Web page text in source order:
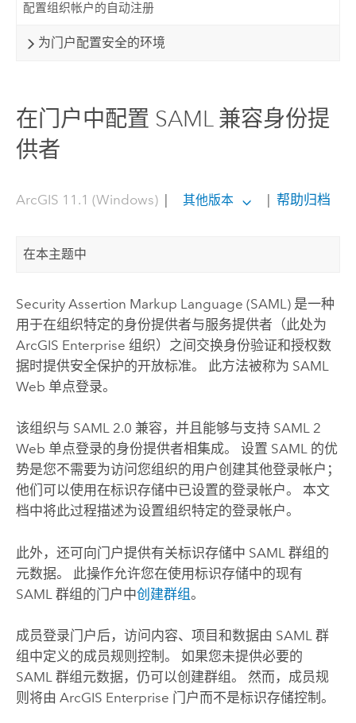
配置组织帐户的自动注册
为门户配置安全的环境
在门户中配置 SAML 兼容身份提
供者
ArcGIS 11.1 (Windows)| 其他版本 帮助归档
在本主题中
Security Assertion Markup Language (SAML ) 是一种
用于在组织特定的身份提供者与服务提供者（此处为
ArcGIS Enterprise 组织）之间交换身份验证和授权数
据时提供安全保护的开放标准。 此方法被称为 SAML
Web 单点登录。
该组织与 SAML2.0 兼容，并且能够与支持 SAML2
Web 单点登录的身份提供者相集成。 设置 SAML的优
势是您不需要为访问您组织的用户创建其他登录帐户；
他们可以使用在标识存储中已设置的登录帐户。 本文
档中将此过程描述为设置组织特定的登录帐户。
此外，还可向门户提供有关标识存储中 SAML 群组的
元数据。 此操作允许您在使用标识存储中的现有
SAML 群组的门户中创建群组。
成员登录门户后，访问内容、项目和数据由 SAML 群
组中定义的成员规则控制。 如果您未提供必要的
SAML 群组元数据，仍可以创建群组。 然而，成员规
则将由 ArcGIS Enterprise 门户而不是标识存储控制。